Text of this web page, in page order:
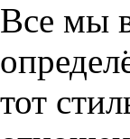
Все мы
тот